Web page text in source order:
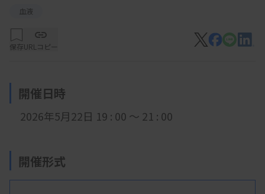
血液
保存URLコピー
開催日時
2026年5月22日 19 : 00 ～ 21 : 00
開催形式
現地開催 +LIVE配信